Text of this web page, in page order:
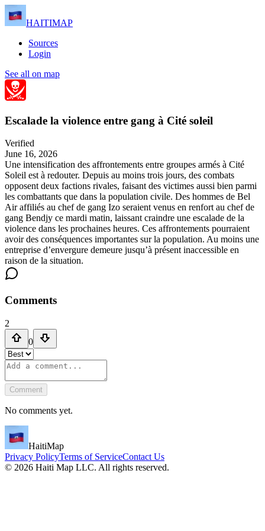
HAITIMAP
Sources
Login
See all on map
Escalade la violence entre gang à Cité soleil
Verified
June 16, 2026
Une intensification des affrontements entre groupes armés à Cité
Soleil est à redouter. Depuis au moins trois jours, des combats
opposent deux factions rivales, faisant des victimes aussi bien parmi
les combattants que dans la population civile. Des hommes de Bel
Air affiliés au chef de gang Izo seraient venus en renfort au chef de
gang Bendjy ce mardi matin, laissant craindre une escalade de la
violence dans les prochaines heures. Ces affrontements pourraient
avoir des conséquences importantes sur la population. Au moins une
entreprise d’envergure demeure jusqu’à présent inaccessible en
raison de la situation.
Comments
2
0
Comment
No comments yet.
HaitiMap
Privacy PolicyTerms of ServiceContact Us
© 2026 Haiti Map LLC. All rights reserved.